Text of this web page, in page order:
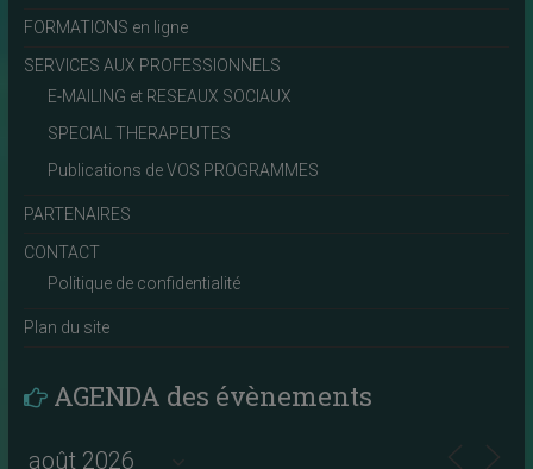
FORMATIONS en ligne
SERVICES AUX PROFESSIONNELS
E-MAILING et RESEAUX SOCIAUX
SPECIAL THERAPEUTES
Publications de VOS PROGRAMMES
PARTENAIRES
CONTACT
Politique de confidentialité
Plan du site
AGENDA des évènements